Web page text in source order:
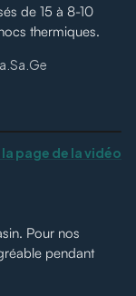
de 15 à 8-10
thermiques.
page de la vidéo
Pour nos
pendant